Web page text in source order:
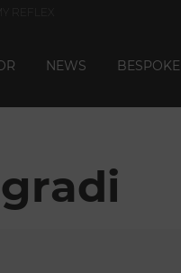
REFLEX
NEWS BESPOKE